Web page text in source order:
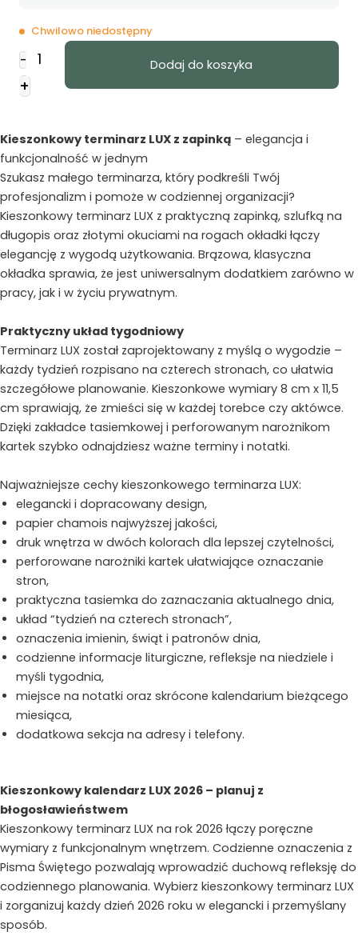
Chwilowo niedostępny
-
ilość
Terminarz
-
z
zapinką
2026
-
brązowy
+
Dodaj do koszyka
Kieszonkowy terminarz LUX z zapinką – elegancja i
funkcjonalność w jednym
Szukasz małego terminarza, który podkreśli Twój
profesjonalizm i pomoże w codziennej organizacji?
Kieszonkowy terminarz LUX z praktyczną zapinką, szlufką na
długopis oraz złotymi okuciami na rogach okładki łączy
elegancję z wygodą użytkowania. Brązowa, klasyczna
okładka sprawia, że jest uniwersalnym dodatkiem zarówno w
pracy, jak i w życiu prywatnym.
Praktyczny układ tygodniowy
Terminarz LUX został zaprojektowany z myślą o wygodzie –
każdy tydzień rozpisano na czterech stronach, co ułatwia
szczegółowe planowanie. Kieszonkowe wymiary 8 cm x 11,5
cm sprawiają, że zmieści się w każdej torebce czy aktówce.
Dzięki zakładce tasiemkowej i perforowanym narożnikom
kartek szybko odnajdziesz ważne terminy i notatki.
Najważniejsze cechy kieszonkowego terminarza LUX:
elegancki i dopracowany design,
papier chamois najwyższej jakości,
druk wnętrza w dwóch kolorach dla lepszej czytelności,
perforowane narożniki kartek ułatwiające oznaczanie
stron,
praktyczna tasiemka do zaznaczania aktualnego dnia,
układ “tydzień na czterech stronach”,
oznaczenia imienin, świąt i patronów dnia,
codzienne informacje liturgiczne, refleksje na niedziele i
myśli tygodnia,
miejsce na notatki oraz skrócone kalendarium bieżącego
miesiąca,
dodatkowa sekcja na adresy i telefony.
Kieszonkowy kalendarz LUX 2026 – planuj z
błogosławieństwem
Kieszonkowy terminarz LUX na rok 2026 łączy poręczne
wymiary z funkcjonalnym wnętrzem. Codzienne oznaczenia z
Pisma Świętego pozwalają wprowadzić duchową refleksję do
codziennego planowania. Wybierz kieszonkowy terminarz LUX
i zorganizuj każdy dzień 2026 roku w elegancki i przemyślany
sposób.